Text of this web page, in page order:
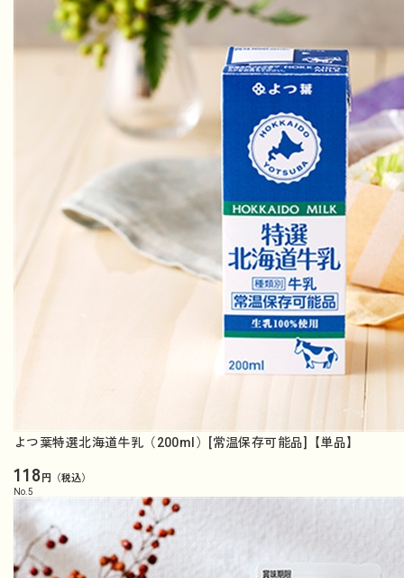
よつ葉特選北海道牛乳（200ml）[常温保存可能品]【単品】
118円（税込）
No. 5